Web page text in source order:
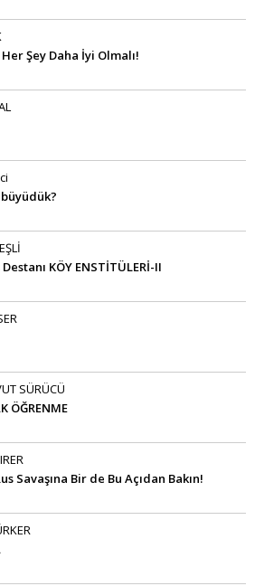
Şey Daha İyi Olmalı!
KÖY ENSTİTÜLERİ-II
SÜRÜCÜ
ÖĞRENME
Savaşına Bir de Bu Açıdan Bakın!